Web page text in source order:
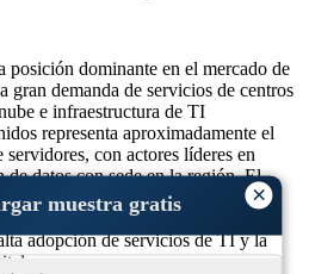
×
muestra gratis
posición dominante en el mercado de
gran demanda de servicios de centros
e infraestructura de TI
representa aproximadamente el
con actores líderes en
datos con sede en la región. El
ha experimentado una tasa de
del 12% anual, respaldado por
adopción de servicios de TI y la